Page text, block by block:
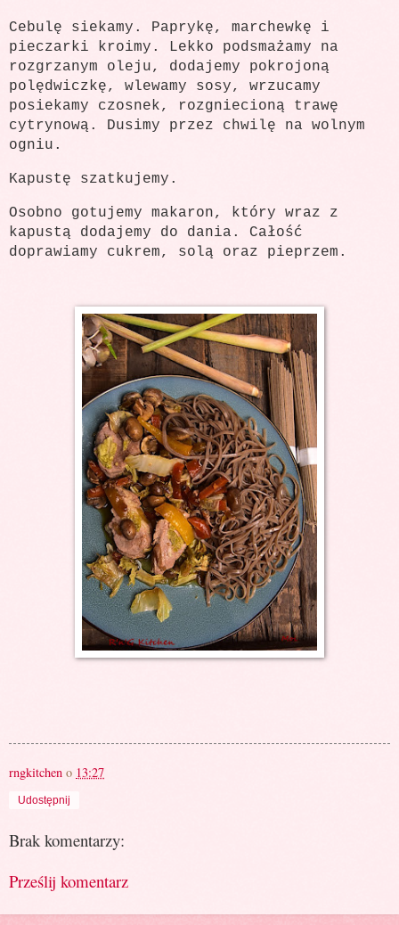
Cebulę siekamy. Paprykę, marchewkę i
pieczarki kroimy. Lekko podsmażamy na
rozgrzanym oleju, dodajemy pokrojoną
polędwiczkę, wlewamy sosy, wrzucamy
posiekamy czosnek, rozgniecioną trawę
cytrynową. Dusimy przez chwilę na wolnym
ogniu.
Kapustę szatkujemy.
Osobno gotujemy makaron, który wraz z
kapustą dodajemy do dania. Całość
doprawiamy cukrem, solą oraz pieprzem.
rngkitchen o 13:27
Udostępnij
Brak komentarzy:
Prześlij komentarz